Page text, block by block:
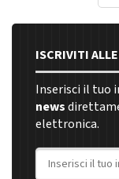
ISCRIVITI
Inserisci il tuo
news
elettronica.
Indirizzo email